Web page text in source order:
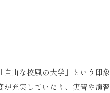
由な校風の大学」という印象
充実していたり、実習や演習